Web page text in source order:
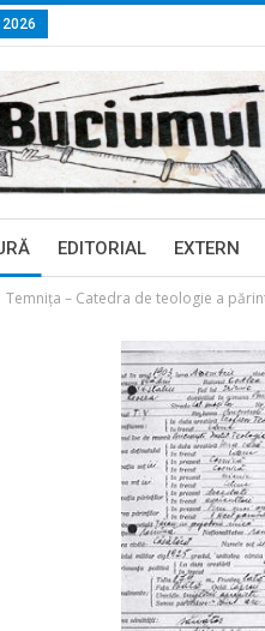
2026
EDITORIAL EXTERN
Temniţa – Catedra de teologie a